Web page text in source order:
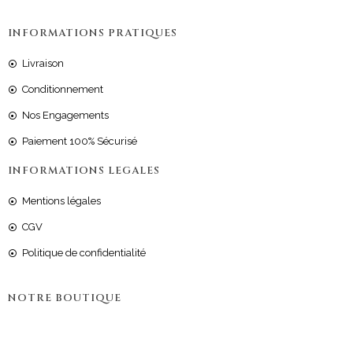
INFORMATIONS PRATIQUES
Livraison
Conditionnement
Nos Engagements
Paiement 100% Sécurisé
INFORMATIONS LEGALES
Mentions légales
CGV
Politique de confidentialité
NOTRE BOUTIQUE